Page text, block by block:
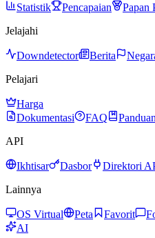
Statistik
Pencapaian Papan
Jelajahi
Downdetector Berita
Pelajari
Harga
Dokumentasi
FAQ Panduan
API
Ikhtisar Dasbor
Direktori
Lainnya
OS Virtual Peta Favorit
AI